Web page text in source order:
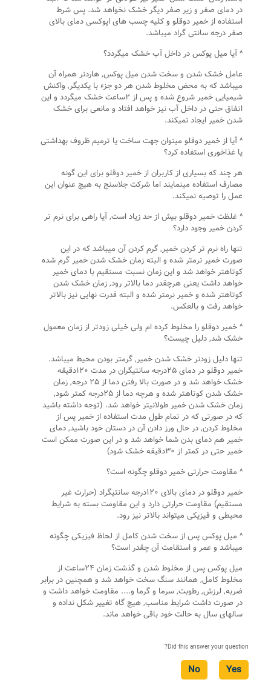
در دمای صفر و زیر صفر دیگر خشک نخواهد شد. پس شرط
استفاده از خمیر دوقلو و کلیه چسب های اپوکسی دمای بالای
صفر درجه سانتی گراد میباشد.
^ آیا میل پوکس در داخل آب خشک میگردد؟
عامل خشک شدن و سخت شدن میل پوکس, هاردنر همراه آن
میباشد که به محض مخلوط شدن هر دو جزء با یکدیگر, واکنش
شیمیایی خمیر شروع شده و پس از ۲ساعت خشک میگردد و این
اتفاق حتی در داخل آب نیز خواهد افتاد و مانعی برای خشک
شدن خمیر ایجاد نمیکند.
^ آیا از خمیر دوقلو میتوان جهت ساخت یا ترمیم ظروف بهداشتی
یا غذاخوری استفاده کرد؟
هر چند که بسیاری از کاربران از خمیر دوقلو برای این گونه
مصارف استفاده مینمایند اما شرکت جلاسنج به هیچ عنوان این
عمل را توصیه نمیکند.
^ غلظت خمیر دوقلو بیش از حد زیاد است, آیا راهی برای نرم تر
کردن خمیر وجود دارد؟
تنها راه نرم تر کردن خمیر, گرم کردن آن میباشد که در این
صورت خمیر نرمتر شده و البته زمان خشک شدن خمیر گرم شده
کوتاهتر خواهد شد و این زمان نسبت مستقیم با دمای خمیر
خواهد داشت یعنی هرچقدر دما بالاتر رود, زمان خشک شدن
کوتاهتر شده و خمیر نرمتر شده و البته قدرت نهایی نیز بالاتر
خواهد رفت و بالعکس.
^ خمیر دوقلو را مخلوط کرده ام ولی خیلی زودتر از زمان معمول
خشک شد, دلیل چیست؟
تنها دلیل زودنر خشک شدن خمیر, گرمتر بودن محیط میباشد.
خمیر دوقلو در دمای ۲۵درجه سانتیگران در مدت ۱۲۰دقیقه
خشک خواهد شد و در صورت بالا رفتن دما از ۲۵ درجه, زمان
خشک شدن کوتاهتر شده و هرچه دما از ۲۵درجه کمتر شود,
زمان خشک شدن خمیر طولانیتر خواهد شد. (توجه داشته باشید
که در صورتی که در تمام طول مدت استفاده از خمیر پس از
مخلوط کردن, در حال ورز دادن آن در دستان خود باشید, دمای
خمیر هم دمای بدن شما خواهد شد و در این صورت ممکن است
خمیر حتی در کمتر از ۳۰دقیقه خشک شود)
^ مقاومت حرارتی خمیر دوقلو چگونه است؟
خمیر دوقلو در دمای بالای ۱۲۰درجه سانتیگراد (حرارت غیر
مستقیم) مقاومت حرارتی دارد و این مقاومت بسته به شرایط
محیطی و فیزیکی میتواند بالاتر نیز رود.
^ میل پوکس پس از سخت شدن کامل از لحاظ فیزیکی چگونه
میباشد و عمر و استقامت آن چقدر است؟
میل پوکس پس از مخلوط شدن و گذشت زمان ۲۴ساعت از
مخلوط کامل, همانند سنگ سخت خواهد شد و همچنین در برابر
ضربه, لرزش, رطوبت, سرما و گرما و.... مقاومت خواهد داشت و
در صورت داشت شرایط مناسب, هیچ گاه تغییر شکل نداده و
سالهای سال به حالت خود باقی خواهد ماند.
Did this answer your question?
Yes
No